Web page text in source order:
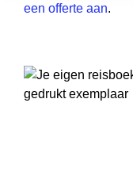
een offerte aan.